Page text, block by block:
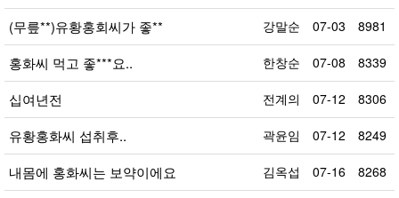
(무릎**)유황홍회씨가 좋** 강말순 07-03 8981
홍화씨 먹고 좋***요.. 한창순 07-08 8339
십여년전 전계의 07-12 8306
유황홍화씨 섭취후.. 곽윤임 07-12 8249
내몸에 홍화씨는 보약이에요 김옥섭 07-16 8268